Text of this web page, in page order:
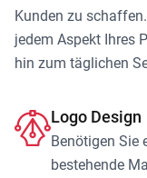
Kunden zu
jedem Aspekt Ihres
hin zum täglichen
Logo Design
Benötigen Sie
bestehende